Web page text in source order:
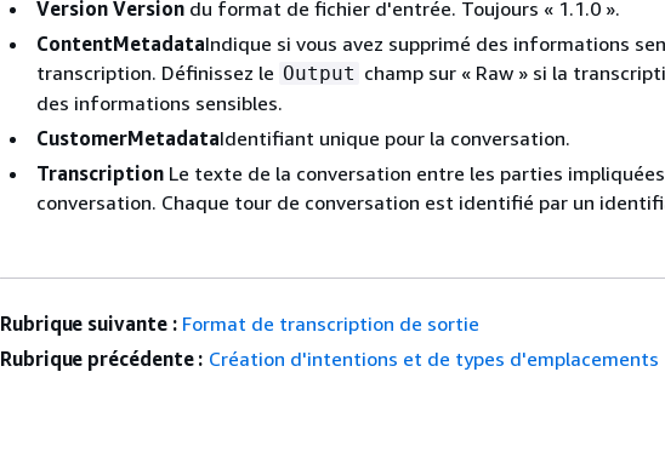
Version Version du format de fichier d'entrée. Toujours « 1.1.0 ».
ContentMetadataIndique si vous avez supprimé des informations
transcription. Définissez le Output champ sur « Raw » si la
des informations sensibles.
CustomerMetadataIdentifiant unique pour la conversation.
Transcription Le texte de la conversation entre les parties
conversation. Chaque tour de conversation est identifié par un
Rubrique suivante : Format de transcription de sortie
Rubrique précédente : Création d'intentions et de types d'emplacements